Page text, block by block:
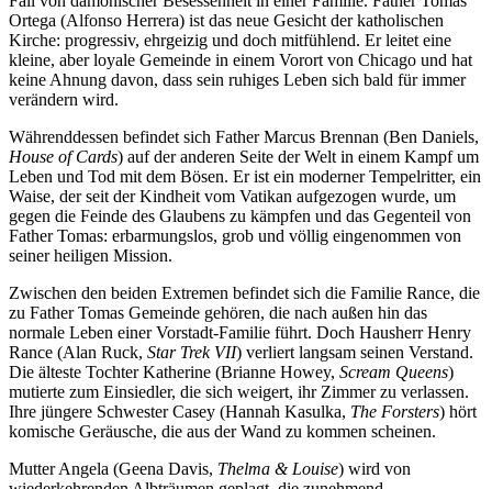
Ortega (Alfonso Herrera) ist das neue Gesicht der katholischen
Kirche: progressiv, ehrgeizig und doch mitfühlend. Er leitet eine
kleine, aber loyale Gemeinde in einem Vorort von Chicago und hat
keine Ahnung davon, dass sein ruhiges Leben sich bald für immer
verändern wird.
Währenddessen befindet sich Father Marcus Brennan (Ben Daniels,
House of Cards) auf der anderen Seite der Welt in einem Kampf um
Leben und Tod mit dem Bösen. Er ist ein moderner Tempelritter, ein
Waise, der seit der Kindheit vom Vatikan aufgezogen wurde, um
gegen die Feinde des Glaubens zu kämpfen und das Gegenteil von
Father Tomas: erbarmungslos, grob und völlig eingenommen von
seiner heiligen Mission.
Zwischen den beiden Extremen befindet sich die Familie Rance, die
zu Father Tomas Gemeinde gehören, die nach außen hin das
normale Leben einer Vorstadt-Familie führt. Doch Hausherr Henry
Rance (Alan Ruck, Star Trek VII) verliert langsam seinen Verstand.
Die älteste Tochter Katherine (Brianne Howey, Scream Queens)
mutierte zum Einsiedler, die sich weigert, ihr Zimmer zu verlassen.
Ihre jüngere Schwester Casey (Hannah Kasulka, The Forsters) hört
komische Geräusche, die aus der Wand zu kommen scheinen.
Mutter Angela (Geena Davis, Thelma & Louise) wird von